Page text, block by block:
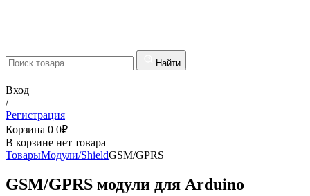
Найти
Вход
/
Регистрация
Корзина 0 0₽
В корзине нет товара
ТоварыМодули/ShieldGSM/GPRS
GSM/GPRS модули для Arduino